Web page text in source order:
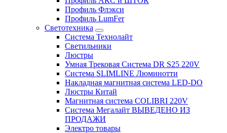
Профиль Флэкси
Профиль LumFer
Светотехника
Система Технолайт
Светильники
Люстры
Умная Трековая Система DR S25 220V
Система SLIMLINE Люминотти
Накладная магнитная система LED-DO
Люстры Китай
Магнитная система COLIBRI 220V
Система Мегалайт ВЫВЕДЕНО ИЗ
ПРОДАЖИ
Электро товары